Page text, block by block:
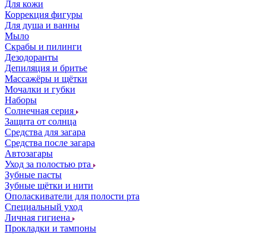
Для кожи
Коррекция фигуры
Для душа и ванны
Мыло
Скрабы и пилинги
Дезодоранты
Депиляция и бритье
Массажёры и щётки
Мочалки и губки
Наборы
Солнечная серия
Защита от солнца
Средства для загара
Средства после загара
Автозагары
Уход за полостью рта
Зубные пасты
Зубные щётки и нити
Ополаскиватели для полости рта
Специальный уход
Личная гигиена
Прокладки и тампоны